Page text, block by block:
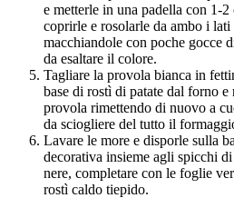
e metterle in una padella con 1-
coprirle e rosolarle da ambo i
macchiandole con poche gocce
da esaltare il colore.
Tagliare la provola bianca in
base di rostì di patate dal forno
provola rimettendo di nuovo a
da sciogliere del tutto il
Lavare le more e disporle sulla
decorativa insieme agli spicchi
nere, completare con le foglie
rostì caldo tiepido.